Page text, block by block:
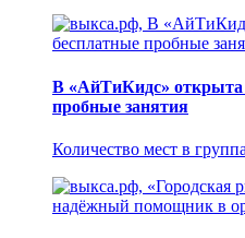
В «АйТиКидс» открыта
пробные занятия
Количество мест в